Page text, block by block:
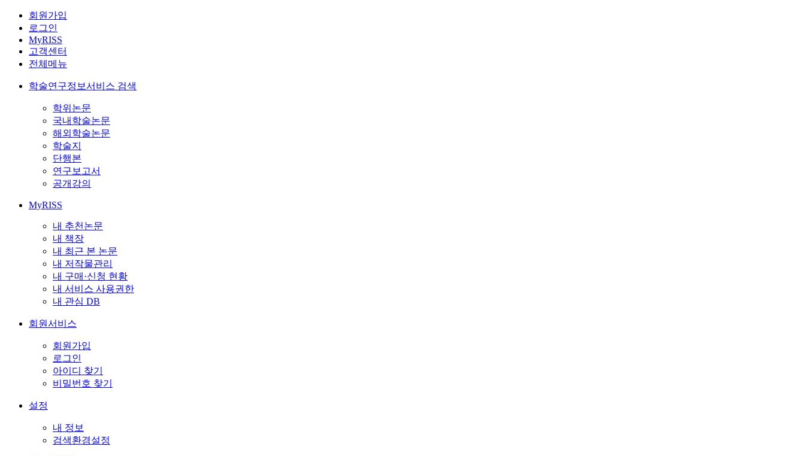
회원가입
로그인
MyRISS
고객센터
전체메뉴
학술연구정보서비스 검색
학위논문
국내학술논문
해외학술논문
학술지
단행본
연구보고서
공개강의
MyRISS
내 추천논문
내 책장
내 최근 본 논문
내 저작물관리
내 구매·신청 현황
내 서비스 사용권한
내 관심 DB
회원서비스
회원가입
로그인
아이디 찾기
비밀번호 찾기
설정
내 정보
검색환경설정